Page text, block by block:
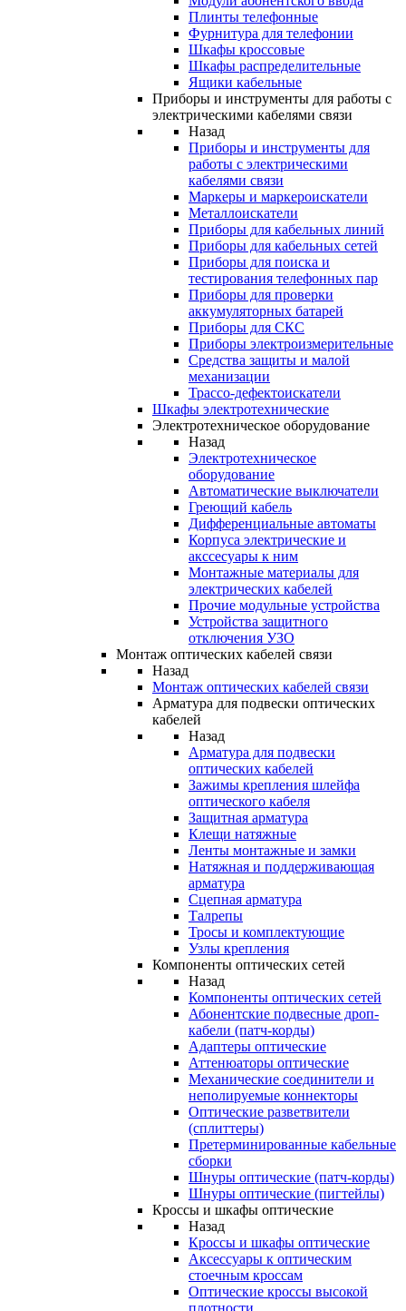
Плинты телефонные
Фурнитура для телефонии
Шкафы кроссовые
Шкафы распределительные
Ящики кабельные
Приборы и инструменты для работы с
электрическими кабелями связи
Назад
Приборы и инструменты для
работы с электрическими
кабелями связи
Маркеры и маркероискатели
Металлоискатели
Приборы для кабельных линий
Приборы для кабельных сетей
Приборы для поиска и
тестирования телефонных пар
Приборы для проверки
аккумуляторных батарей
Приборы для СКС
Приборы электроизмерительные
Средства защиты и малой
механизации
Трассо-дефектоискатели
Шкафы электротехнические
Электротехническое оборудование
Назад
Электротехническое
оборудование
Автоматические выключатели
Греющий кабель
Дифференциальные автоматы
Корпуса электрические и
акссесуары к ним
Монтажные материалы для
электрических кабелей
Прочие модульные устройства
Устройства защитного
отключения УЗО
Монтаж оптических кабелей связи
Назад
Монтаж оптических кабелей связи
Арматура для подвески оптических
кабелей
Назад
Арматура для подвески
оптических кабелей
Зажимы крепления шлейфа
оптического кабеля
Защитная арматура
Клещи натяжные
Ленты монтажные и замки
Натяжная и поддерживающая
арматура
Сцепная арматура
Талрепы
Тросы и комплектующие
Узлы крепления
Компоненты оптических сетей
Назад
Компоненты оптических сетей
Абонентские подвесные дроп-
кабели (патч-корды)
Адаптеры оптические
Аттенюаторы оптические
Механические соединители и
неполируемые коннекторы
Оптические разветвители
(сплиттеры)
Претерминированные кабельные
сборки
Шнуры оптические (патч-корды)
Шнуры оптические (пигтейлы)
Кроссы и шкафы оптические
Назад
Кроссы и шкафы оптические
Аксессуары к оптическим
стоечным кроссам
Оптические кроссы высокой
плотности